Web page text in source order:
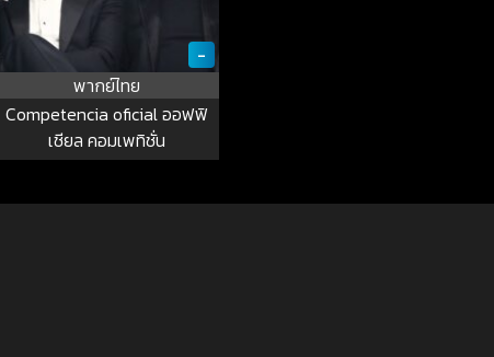
-
พากย์ไทย
Competencia oficial ออฟฟิ
เชียล คอมเพทิชั่น